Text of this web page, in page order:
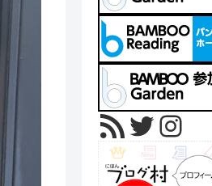
RSS フィードTwitter